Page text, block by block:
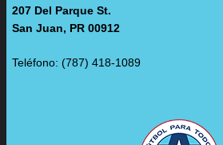
207 Del Parque St.
San Juan, PR 00912
Teléfono: (787) 418-1089